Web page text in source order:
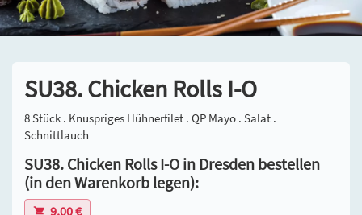
SU38. Chicken Rolls I-O
8 Stück . Knuspriges Hühnerfilet . QP Mayo . Salat .
Schnittlauch
SU38. Chicken Rolls I-O in Dresden bestellen
(in den Warenkorb legen):
9,00 €